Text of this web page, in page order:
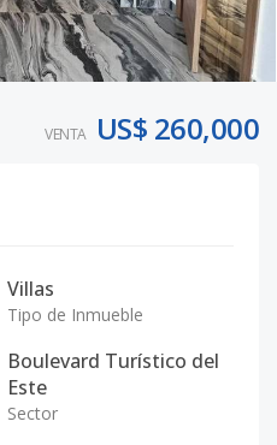
VENTA US$ 260,000
Villas
Tipo de Inmueble
Boulevard Turístico del
Este
Sector